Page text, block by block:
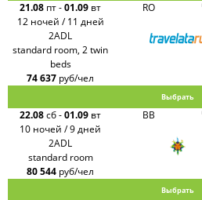
21.08 пт-01.09 вт
12 ночей / 11 дней
RO
2ADL
standard room, 2 twin
beds
74 637 руб/чел
Выбрать
22.08сб-01.09 вт
10 ночей / 9 дней
BB
2ADL
standard room
80 544 руб/чел
Выбрать